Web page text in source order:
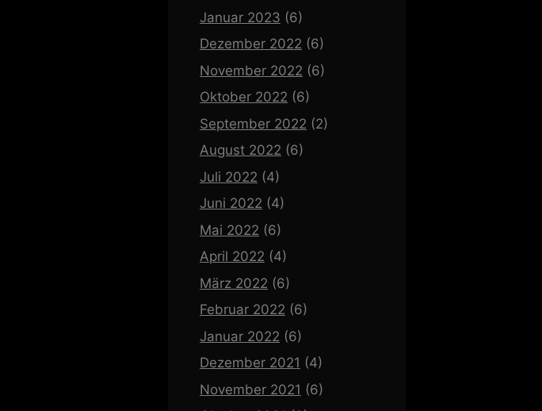
Januar 2023 (6)
Dezember 2022 (6)
November 2022 (6)
Oktober 2022 (6)
September 2022 (2)
August 2022 (6)
Juli 2022 (4)
Juni 2022 (4)
Mai 2022 (6)
April 2022 (4)
März 2022 (6)
Februar 2022 (6)
Januar 2022 (6)
Dezember 2021 (4)
November 2021 (6)